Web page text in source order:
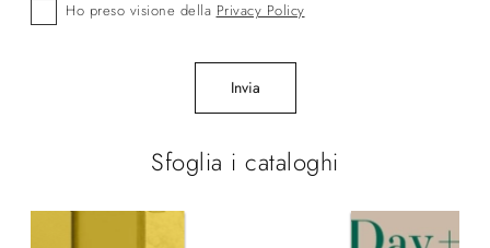
Sfoglia i cataloghi
Ho preso visione della Privacy Policy
Invia